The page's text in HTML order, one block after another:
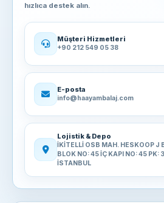
hızlıca destek alın.
Müşteri Hizmetleri
+90 212 549 05 38
E-posta
info@haayambalaj.com
Lojistik & Depo
İKİTELLİ OSB MAH. HESKOOP J
BLOK NO: 45 İÇ KAPI NO: 45 PK:
İSTANBUL